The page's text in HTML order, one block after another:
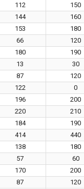
112 150
144 160
153 180
66 120
180 190
13 30
87 120
122 0
196 200
220 210
184 190
414 440
138 180
57 60
170 200
87 120